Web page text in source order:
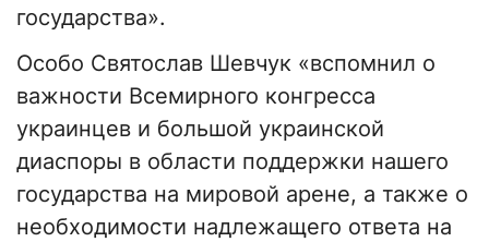
государства».
Особо Святослав Шевчук «вспомнил о
важности Всемирного конгресса
украинцев и большой украинской
диаспоры в области поддержки нашего
государства на мировой арене, а также о
необходимости надлежащего ответа на